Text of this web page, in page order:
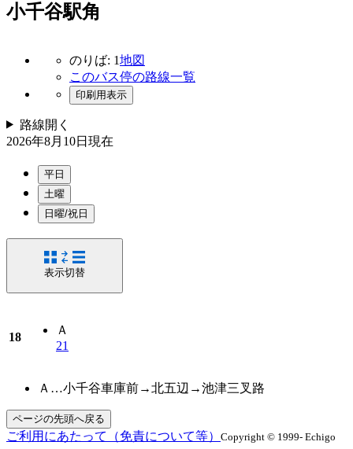
小千谷駅角
のりば: 1地図
このバス停の路線一覧
印刷用表示
路線開く
2026年8月10日 現在
平日
土曜
日曜/祝日
表示切替
18
Ａ
21
Ａ…小千谷車庫前→北五辺→池津三叉路
ページの先頭へ戻る
ご利用にあたって（免責について等） Copyright © 1999- Echigo